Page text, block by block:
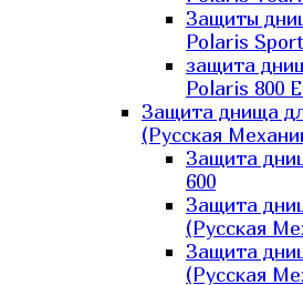
Защиты
Polaris
защита
Polaris 800
Защита днища
(Русская
Защита
600
Защита
(Русская
Защита
(Русская